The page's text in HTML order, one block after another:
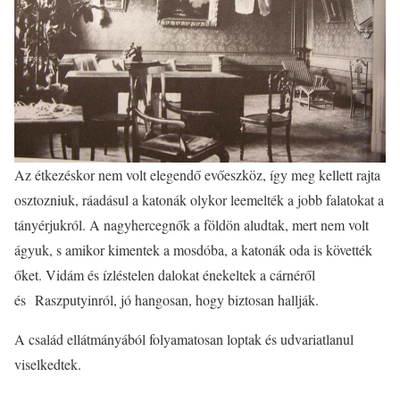
Az étkezéskor nem volt elegendő evőeszköz, így meg kellett rajta
osztozniuk, ráadásul a katonák olykor leemelték a jobb falatokat a
tányérjukról. A nagyhercegnők a földön aludtak, mert nem volt
ágyuk, s amikor kimentek a mosdóba, a katonák oda is követték
őket. Vidám és ízléstelen dalokat énekeltek a cárnéről
és Raszputyinról, jó hangosan, hogy biztosan hallják.
A család ellátmányából folyamatosan loptak és udvariatlanul
viselkedtek.